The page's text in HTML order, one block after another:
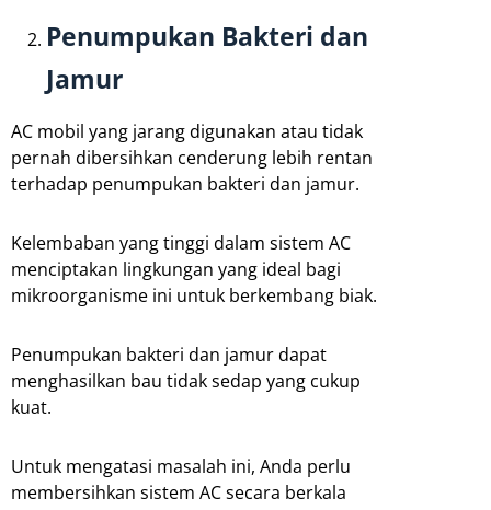
Penumpukan Bakteri dan
Jamur
AC mobil yang jarang digunakan atau tidak
pernah dibersihkan cenderung lebih rentan
terhadap penumpukan bakteri dan jamur.
Kelembaban yang tinggi dalam sistem AC
menciptakan lingkungan yang ideal bagi
mikroorganisme ini untuk berkembang biak.
Penumpukan bakteri dan jamur dapat
menghasilkan bau tidak sedap yang cukup
kuat.
Untuk mengatasi masalah ini, Anda perlu
membersihkan sistem AC secara berkala